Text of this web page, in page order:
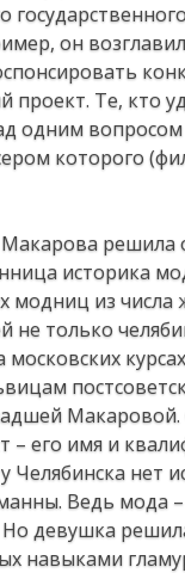
он
Те, кто
одним вопросом
которого
решила
историка
из числа
только
его имя и
Челябинска нет
Ведь мода
девушка
навыками